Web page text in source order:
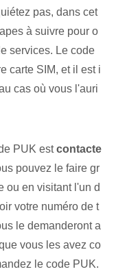
pas, dans cet
à suivre pour o
services. Le code
carte SIM, et il est i
cas où vous l'auri
PUK estcontacte
pouvez le faire gr
ou en visitant l'un d
votre numéro de t
le demanderont a
vous les avez co
le code PUK.